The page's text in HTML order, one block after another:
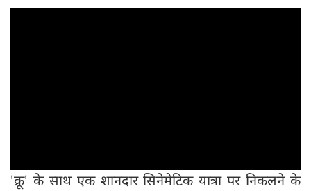
'क्रू' के साथ एक शानदार सिनेमेटिक यात्रा पर निकलने के